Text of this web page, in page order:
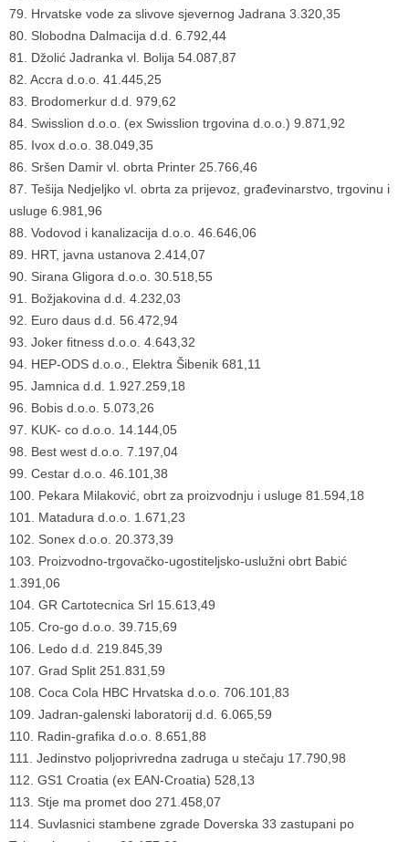
79. Hrvatske vode za slivove sjevernog Jadrana 3.320,35
80. Slobodna Dalmacija d.d. 6.792,44
81. Džolić Jadranka vl. Bolija 54.087,87
82. Accra d.o.o. 41.445,25
83. Brodomerkur d.d. 979,62
84. Swisslion d.o.o. (ex Swisslion trgovina d.o.o.) 9.871,92
85. Ivox d.o.o. 38.049,35
86. Sršen Damir vl. obrta Printer 25.766,46
87. Tešija Nedjeljko vl. obrta za prijevoz, građevinarstvo, trgovinu i
usluge 6.981,96
88. Vodovod i kanalizacija d.o.o. 46.646,06
89. HRT, javna ustanova 2.414,07
90. Sirana Gligora d.o.o. 30.518,55
91. Božjakovina d.d. 4.232,03
92. Euro daus d.d. 56.472,94
93. Joker fitness d.o.o. 4.643,32
94. HEP-ODS d.o.o., Elektra Šibenik 681,11
95. Jamnica d.d. 1.927.259,18
96. Bobis d.o.o. 5.073,26
97. KUK- co d.o.o. 14.144,05
98. Best west d.o.o. 7.197,04
99. Cestar d.o.o. 46.101,38
100. Pekara Milaković, obrt za proizvodnju i usluge 81.594,18
101. Matadura d.o.o. 1.671,23
102. Sonex d.o.o. 20.373,39
103. Proizvodno-trgovačko-ugostiteljsko-uslužni obrt Babić
1.391,06
104. GR Cartotecnica Srl 15.613,49
105. Cro-go d.o.o. 39.715,69
106. Ledo d.d. 219.845,39
107. Grad Split 251.831,59
108. Coca Cola HBC Hrvatska d.o.o. 706.101,83
109. Jadran-galenski laboratorij d.d. 6.065,59
110. Radin-grafika d.o.o. 8.651,88
111. Jedinstvo poljoprivredna zadruga u stečaju 17.790,98
112. GS1 Croatia (ex EAN-Croatia) 528,13
113. Stje ma promet doo 271.458,07
114. Suvlasnici stambene zgrade Doverska 33 zastupani po